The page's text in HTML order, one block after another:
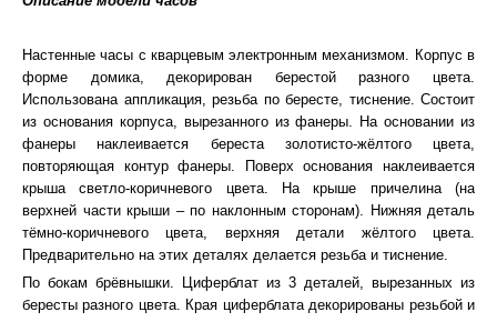
Настенные часы с кварцевым электронным механизмом. Корпус в
форме домика, декорирован берестой разного цвета.
Использована аппликация, резьба по бересте, тиснение. Состоит
из основания корпуса, вырезанного из фанеры. На основании из
фанеры наклеивается береста золотисто-жёлтого цвета,
повторяющая контур фанеры. Поверх основания наклеивается
крыша светло-коричневого цвета. На крыше причелина (на
верхней части крыши – по наклонным сторонам). Нижняя деталь
тёмно-коричневого цвета, верхняя детали жёлтого цвета.
Предварительно на этих деталях делается резьба и тиснение.
По бокам брёвнышки. Циферблат из 3 деталей, вырезанных из
бересты разного цвета. Края циферблата декорированы резьбой и